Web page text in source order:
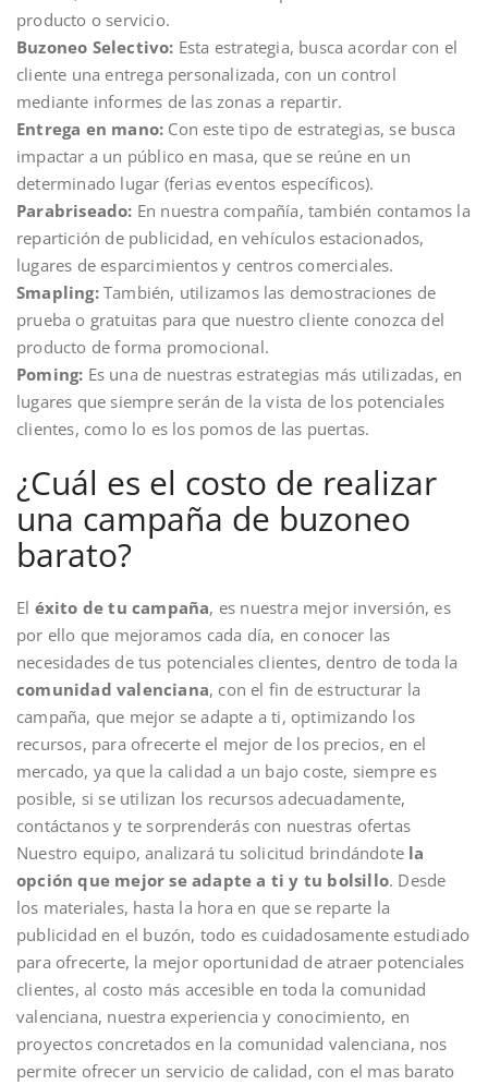
producto o servicio.
Buzoneo Selectivo: Esta estrategia, busca acordar con el
cliente una entrega personalizada, con un control
mediante informes de las zonas a repartir.
Entrega en mano: Con este tipo de estrategias, se busca
impactar a un público en masa, que se reúne en un
determinado lugar (ferias eventos específicos).
Parabriseado: En nuestra compañía, también contamos la
repartición de publicidad, en vehículos estacionados,
lugares de esparcimientos y centros comerciales.
Smapling:También, utilizamos las demostraciones de
prueba o gratuitas para que nuestro cliente conozca del
producto de forma promocional.
Poming: Es una de nuestras estrategias más utilizadas, en
lugares que siempre serán de la vista de los potenciales
clientes, como lo es los pomos de las puertas.
¿Cuál es el costo de realizar
una campaña de buzoneo
barato?
El éxito de tu campaña, es nuestra mejor inversión, es
por ello que mejoramos cada día, en conocer las
necesidades de tus potenciales clientes, dentro de toda la
comunidad valenciana, con el fin de estructurar la
campaña, que mejor se adapte a ti, optimizando los
recursos, para ofrecerte el mejor de los precios, en el
mercado, ya que la calidad a un bajo coste, siempre es
posible, si se utilizan los recursos adecuadamente,
contáctanos y te sorprenderás con nuestras ofertas
Nuestro equipo, analizará tu solicitud brindándote la
opción que mejor se adapte a ti y tu bolsillo. Desde
los materiales, hasta la hora en que se reparte la
publicidad en el buzón, todo es cuidadosamente estudiado
para ofrecerte, la mejor oportunidad de atraer potenciales
clientes, al costo más accesible en toda la comunidad
valenciana, nuestra experiencia y conocimiento, en
proyectos concretados en la comunidad valenciana, nos
permite ofrecer un servicio de calidad, con el mas barato